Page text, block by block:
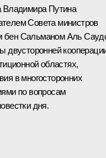
Владимира Путина
Совета министров
бен Сальманом Аль
двусторонней
областях,
в многосторонних
по вопросам
дня.